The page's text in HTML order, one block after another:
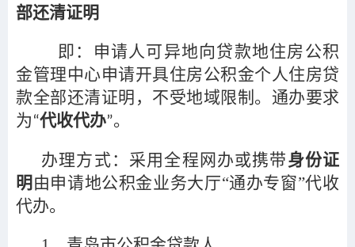
部还清证明
即：申请人可异地向贷款地住房公积
金管理中心申请开具住房公积金个人住房贷
款全部还清证明，不受地域限制。通办要求
为“代收代办”。
办理方式：采用全程网办或携带身份证
明 由申请地公积金业务大厅“通办专窗”代收
代办。